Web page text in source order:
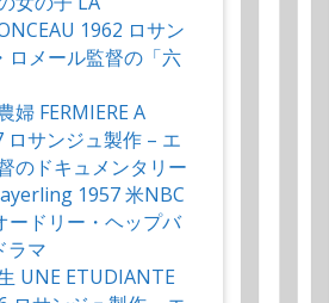
1962 ロサン
ロメール監督の「六
婦 FERMIERE A
サンジュ製作 – エ
のドキュメンタリー
1957 米NBC
ードリー・ヘップバ
ラマ
UNE ETUDIANTE